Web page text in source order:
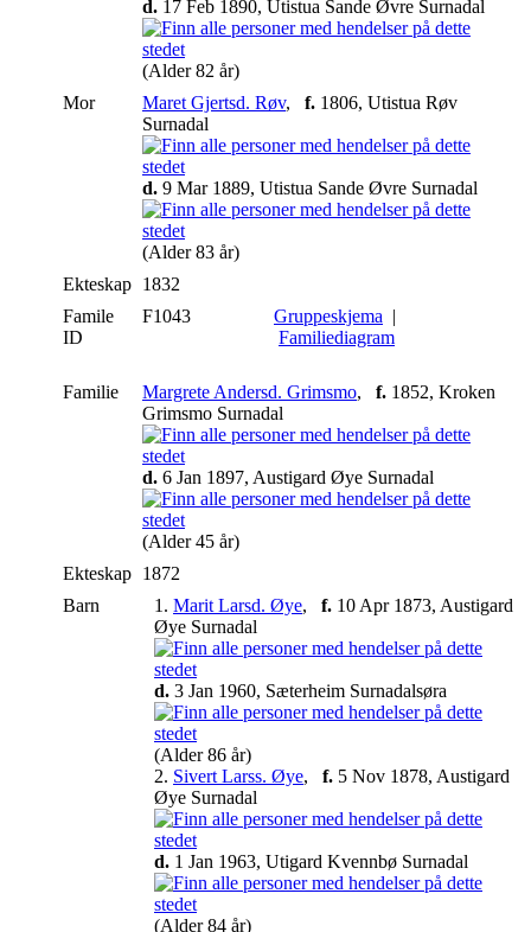
d. 17 Feb 1890, Utistua Sande Øvre Surnadal
(Alder 82 år)
Mor
Maret Gjertsd. Røv, f. 1806, Utistua Røv
Surnadal
d. 9 Mar 1889, Utistua Sande Øvre Surnadal
(Alder 83 år)
Ekteskap 1832
Famile
ID
F1043 Gruppeskjema |
Familiediagram
Familie Margrete Andersd. Grimsmo, f. 1852, Kroken
Grimsmo Surnadal
d. 6 Jan 1897, Austigard Øye Surnadal
(Alder 45 år)
Ekteskap 1872
Barn
1. Marit Larsd. Øye, f. 10 Apr 1873, Austigard
Øye Surnadal
d. 3 Jan 1960, Sæterheim Surnadalsøra
(Alder 86 år)
2. Sivert Larss. Øye, f. 5 Nov 1878, Austigard
Øye Surnadal
d. 1 Jan 1963, Utigard Kvennbø Surnadal
(Alder 84 år)